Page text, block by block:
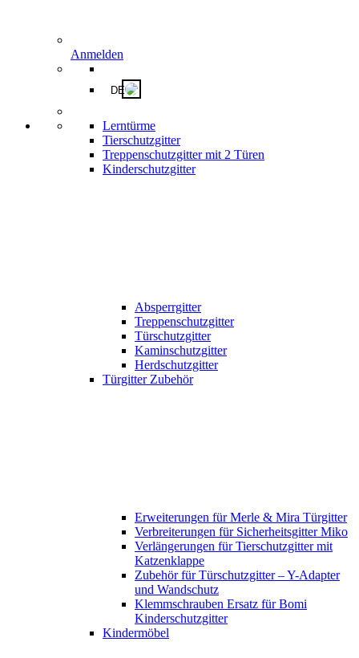
Anmelden
DE
Lerntürme
Tierschutzgitter
Treppenschutzgitter mit 2 Türen
Kinderschutzgitter
Absperrgitter
Treppenschutzgitter
Türschutzgitter
Kaminschutzgitter
Herdschutzgitter
Türgitter Zubehör
Erweiterungen für Merle & Mira Türgitter
Verbreiterungen für Sicherheitsgitter Miko
Verlängerungen für Tierschutzgitter mit
Katzenklappe
Zubehör für Türschutzgitter – Y-Adapter
und Wandschutz
Klemmschrauben Ersatz für Bomi
Kinderschutzgitter
Kindermöbel